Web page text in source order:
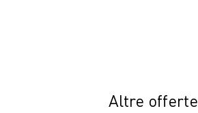
Altre offerte